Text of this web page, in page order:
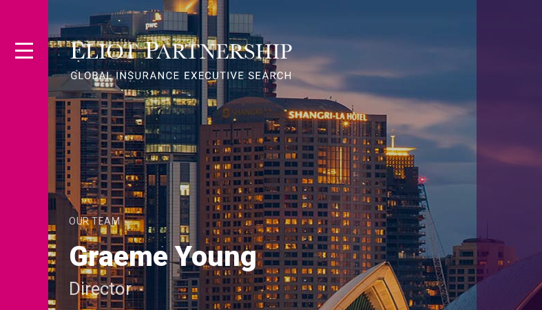
OUR TEAM
Graeme Young
Director